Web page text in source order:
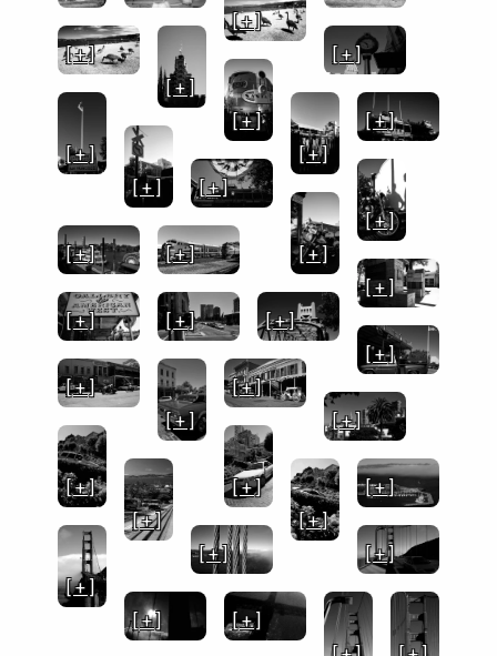
[ + ]
[ + ]
[ + ]
[ + ]
[ + ]
[ + ]
[ + ]
[ + ]
[ + ]
[ + ]
[ + ]
[ + ]
[ + ]
[ + ]
[ + ]
[ + ]
[ + ]
[ + ]
[ + ]
[ + ]
[ + ]
[ + ]
[ + ]
[ + ]
[ + ]
[ + ]
[ + ]
[ + ]
[ + ]
[ + ]
[ + ]
[ + ]
[ + ]